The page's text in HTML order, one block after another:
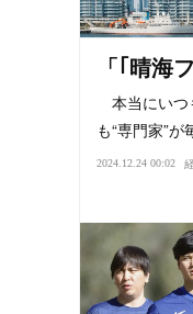
「｢晴海
本当にい
も“専門家”
2024.12.24 00:02